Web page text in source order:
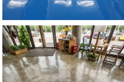
环氧复古地坪